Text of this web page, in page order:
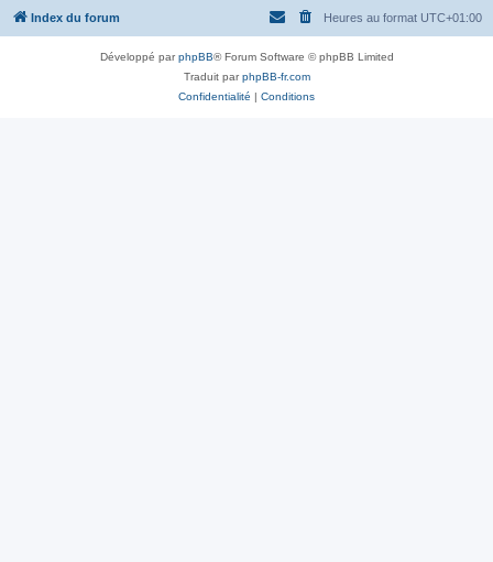
Index du forum Heures au format UTC+01:00
Développé parphpBB® Forum Software © phpBB Limited
Traduit parphpBB-fr.com
Confidentialité | Conditions